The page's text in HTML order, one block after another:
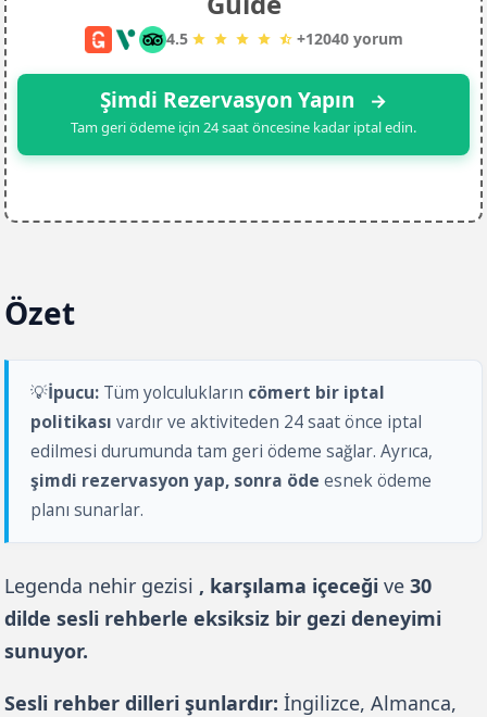
4.5 +12040yorum
Şimdi Rezervasyon Yapın →
Tam geri ödeme için 24 saat öncesine kadar iptal edin.
Özet
💡İpucu: Tüm yolculukların cömert bir iptal
politikası vardır ve aktiviteden 24 saat önce iptal
şimdi rezervasyon yap, sonra öde esnek ödeme
planı sunarlar.
Legenda nehir gezisi , karşılama içeceği ve 30
dilde sesli rehberle eksiksiz bir gezi deneyimi
sunuyor.
Sesli rehber dilleri şunlardır: İngilizce, Almanca,